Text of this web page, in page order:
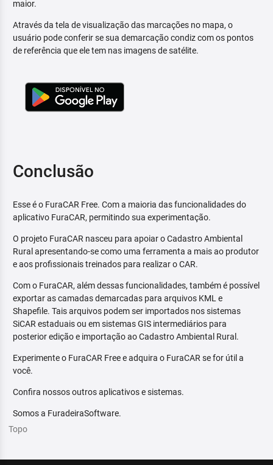
maior.
Através da tela de visualização das marcações no mapa, o
usuário pode conferir se sua demarcação condiz com os pontos
de referência que ele tem nas imagens de satélite.
Conclusão
Esse é o FuraCAR Free. Com a maioria das funcionalidades do
aplicativo FuraCAR, permitindo sua experimentação.
O projeto FuraCAR nasceu para apoiar o Cadastro Ambiental
Rural apresentando-se como uma ferramenta a mais ao produtor
e aos profissionais treinados para realizar o CAR.
Com o FuraCAR, além dessas funcionalidades, também é possível
exportar as camadas demarcadas para arquivos KML e
Shapefile. Tais arquivos podem ser importados nos sistemas
SiCAR estaduais ou em sistemas GIS intermediários para
posterior edição e importação ao Cadastro Ambiental Rural.
Experimente o FuraCAR Free e adquira o FuraCAR se for útil a
você.
Confira nossos outros aplicativos e sistemas.
Somos a FuradeiraSoftware.
Topo